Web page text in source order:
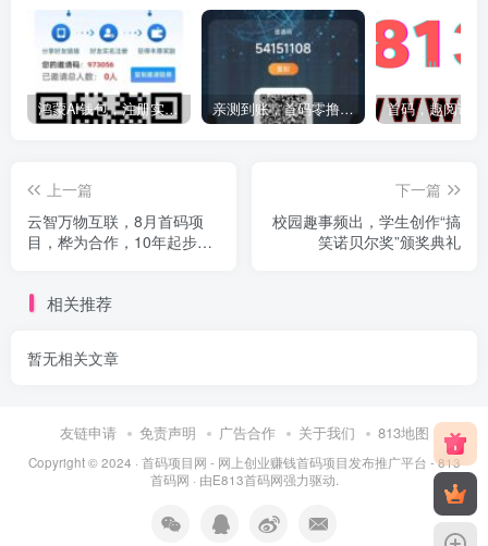
鸿蒙AI钱包，注册实名即可获得200000数字人民币 亲测到账，首码零撸 ，每天1油加2股权，静态15天提现一次，100起提
上一篇
云智万物互联，8月首码项
目，桦为合作，10年起步0
下一篇
校园趣事频出，学生创作“搞
笑诺贝尔奖”颁奖典礼
相关推荐
暂无相关文章
友链申请 免责声明 广告合作 关于我们 813地图
Copyright © 2024 · 首码项目网 - 网上创业赚钱首码项目发布推广平台 - 813
首码网 · 由E813首码网强力驱动.